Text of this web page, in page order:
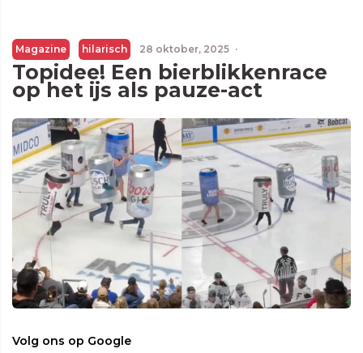
Magazine hilarisch 28 oktober, 2025 ·
Topidee! Een bierblikkenrace
op het ijs als pauze-act
Volg ons op Google